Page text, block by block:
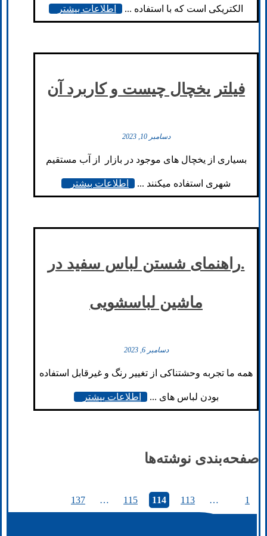
الکتریکی است که با استفاده ... اطلاعات بیشتر
فیلتر یخچال چیست و کاربرد آن
دسامبر 10, 2023
بسیاری از یخچال های موجود در بازار از آب مستقیم
شهری استفاده میکنند ... اطلاعات بیشتر
.راهنمای شستن لباس سفید در
ماشین لباسشویی
دسامبر 6, 2023
همه ما تجربه وحشتناکی از تغییر رنگ و غیرقابل استفاده
بودن لباس های ... اطلاعات بیشتر
صفحه‌بندی نوشته‌ها
1
…
113
114
115
…
137